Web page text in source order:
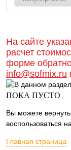
На сайте
расчет
форме
info@sofmix.ru
ПОКА ПУСТО
Вы можете
воспользоваться
Главная страница